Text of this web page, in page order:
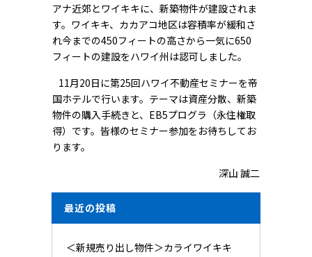
アナ近郊とワイキキに、新築物件が建設されま
す。ワイキキ、カカアコ地区は容積率が緩和さ
れ今までの450フィートの高さから一気に650
フィートの建設をハワイ州は認可しました。
11月20日に第25回ハワイ不動産セミナーを帝
国ホテルで行います。テーマは資産分散、新築
物件の購入手続きと、EB5プログラ（永住権取
得）です。皆様のセミナー参加をお待ちしてお
ります。
深山 誠二
最近の投稿
＜新規売り出し物件＞カライワイキキ